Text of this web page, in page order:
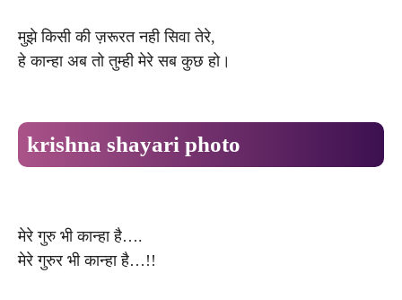
मुझे किसी की ज़रूरत नही सिवा तेरे,
हे कान्हा अब तो तुम्ही मेरे सब कुछ हो।
krishna shayari photo
मेरे गुरु भी कान्हा है….
मेरे गुरुर भी कान्हा है…!!